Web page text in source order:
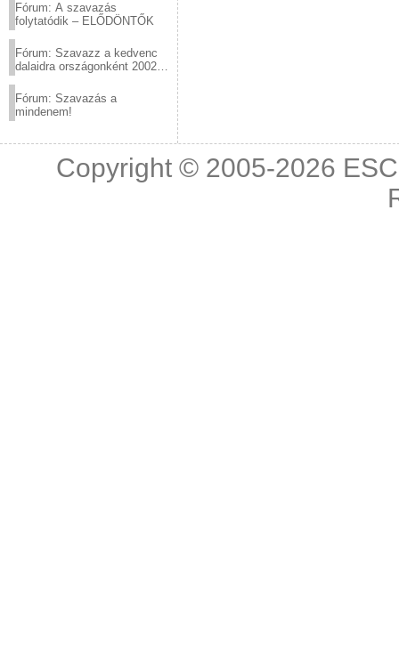
Fórum: A szavazás
folytatódik – ELŐDÖNTŐK
Fórum: Szavazz a kedvenc
dalaidra országonként 2002
Fórum: Szavazás a
mindenem!
Copyright © 2005-2026